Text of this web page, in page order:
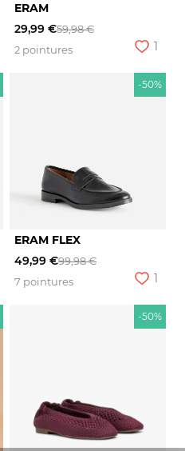
ERAM
29,99 €59,98 €
2 pointures
1
-50%
ERAM FLEX
49,99 €99,98 €
7 pointures
1
-50%